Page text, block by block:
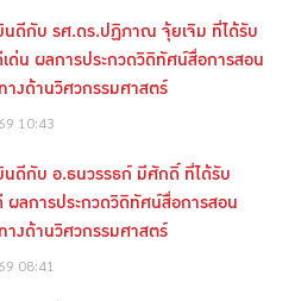
ดีกับ รศ.ดร.ปฏิภาณ จุ้ยเจิม ที่ได้รับ
ด่น ผลการประกวดวิดิทัศน์สื่อการสอน
างด้านวิศวกรรมศาสตร์
10:43
ดีกับ อ.ธนวรรธก์ มีศักดิ์ ที่ได้รับ
ผลการประกวดวิดิทัศน์สื่อการสอน
างด้านวิศวกรรมศาสตร์
08:41